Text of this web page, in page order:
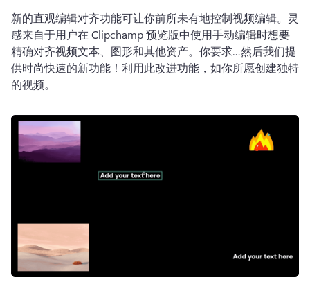
新的直观编辑对齐功能可让你前所未有地控制视频编辑。灵
感来自于用户在 Clipchamp 预览版中使用手动编辑时想要
精确对齐视频文本、图形和其他资产。你要求…然后我们提
供时尚快速的新功能！利用此改进功能，如你所愿创建独特
的视频。